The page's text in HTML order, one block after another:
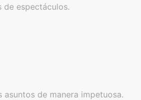
de espectáculos.
asuntos de manera impetuosa.